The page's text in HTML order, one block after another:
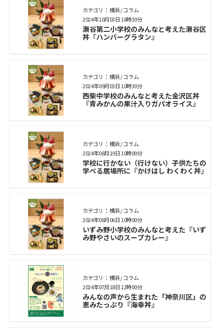
カテゴリ： 横浜 / コラム
瀬谷第二小学校のみんなと考えた瀬谷区
丼『ハンバーグラタン』
2024年10月03日 16時30分
カテゴリ： 横浜 / コラム
西柴中学校のみんなと考えた金沢区丼
『青みかんの果汁入りガパオライス』
2024年09月03日 10時30分
カテゴリ： 横浜 / コラム
学校に行かない（行けない）子供たちの
学べる居場所に『かけはし わくわく丼』
2024年08月19日 10時00分
カテゴリ： 横浜 / コラム
いずみ野小学校のみんなと考えた『いず
み野やさいのスープカレー』
2024年08月06日 10時00分
カテゴリ： 横浜 / コラム
みんなの声から生まれた「神奈川区」の
恵みたっぷり『海幸丼』
2024年07月18日 12時00分